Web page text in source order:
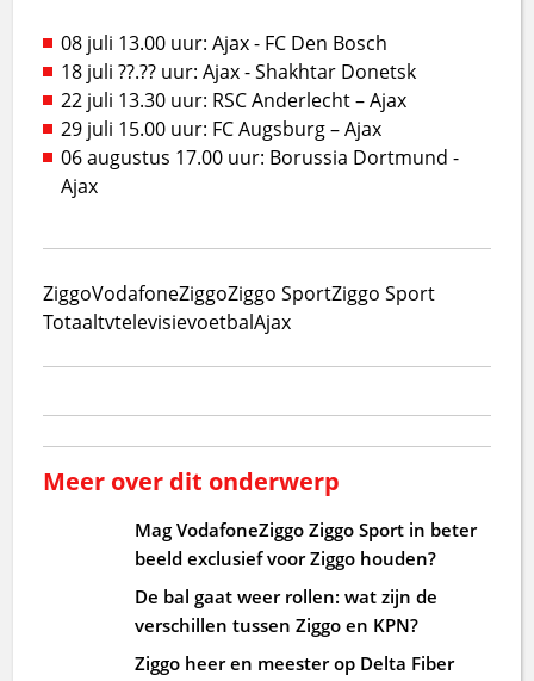
08 juli 13.00 uur: Ajax - FC Den Bosch
18 juli ??.?? uur: Ajax - Shakhtar Donetsk
22 juli 13.30 uur: RSC Anderlecht – Ajax
29 juli 15.00 uur: FC Augsburg – Ajax
06 augustus 17.00 uur: Borussia Dortmund -
Ajax
ZiggoVodafoneZiggoZiggo SportZiggo Sport
TotaaltvtelevisievoetbalAjax
Meer over dit onderwerp
Mag VodafoneZiggo Ziggo Sport in beter
beeld exclusief voor Ziggo houden?
De bal gaat weer rollen: wat zijn de
verschillen tussen Ziggo en KPN?
Ziggo heer en meester op Delta Fiber